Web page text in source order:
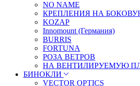
NO NAME
КРЕПЛЕНИЯ НА
KOZAP
Innomount (Германия)
BURRIS
FORTUNA
РОЗА ВЕТРОВ
НА ВЕНТИЛИРУЕМУЮ
БИНОКЛИ
VECTOR OPTICS